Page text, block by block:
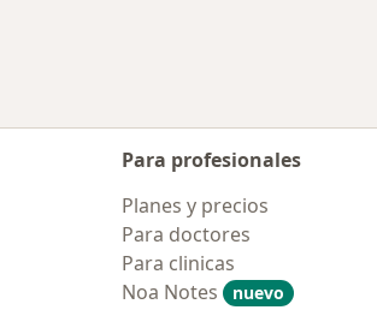
Para profesionales
Planes y precios
Para doctores
Para clinicas
Noa Notes
nuevo